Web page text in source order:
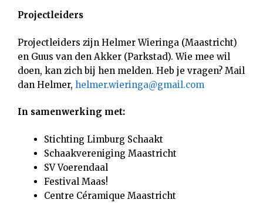
Projectleiders
Projectleiders zijn Helmer Wieringa (Maastricht)
en Guus van den Akker (Parkstad). Wie mee wil
doen, kan zich bij hen melden. Heb je vragen? Mail
dan Helmer, helmer.wieringa@gmail.com
In samenwerking met:
Stichting Limburg Schaakt
Schaakvereniging Maastricht
SV Voerendaal
Festival Maas!
Centre Céramique Maastricht